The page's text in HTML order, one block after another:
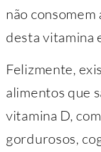
não
desta vitamina
Felizmente,
alimentos que
vitamina D,
gordurosos,